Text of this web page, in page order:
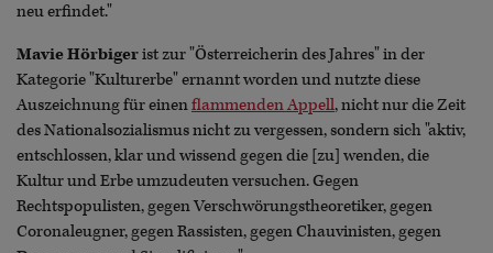
neu erfindet."
Mavie Hörbigerist zur "Österreicherin des Jahres" in der
Kategorie "Kulturerbe" ernannt worden und nutzte diese
Auszeichnung für einenflammenden Appell, nicht nur die Zeit
des Nationalsozialismus nicht zu vergessen, sondern sich "aktiv,
entschlossen, klar und wissend gegen die [zu] wenden, die
Kultur und Erbe umzudeuten versuchen. Gegen
Rechtspopulisten, gegen Verschwörungstheoretiker, gegen
Coronaleugner, gegen Rassisten, gegen Chauvinisten, gegen